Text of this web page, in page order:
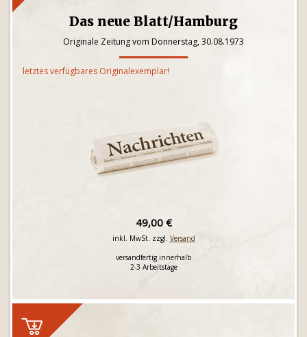
Das neue Blatt/Hamburg
Originale Zeitung vom Donnerstag, 30.08.1973
letztes verfügbares Originalexemplar!
49,00 €
inkl. MwSt. zzgl. Versand
versandfertig innerhalb
2-3 Arbeitstage